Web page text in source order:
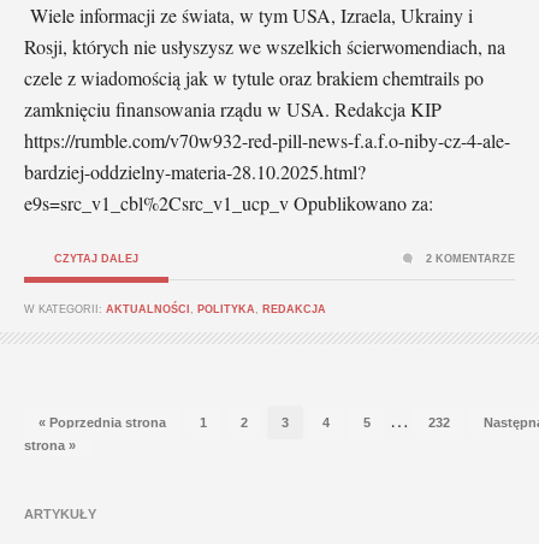
Wiele informacji ze świata, w tym USA, Izraela, Ukrainy i
Rosji, których nie usłyszysz we wszelkich ścierwomendiach, na
czele z wiadomością jak w tytule oraz brakiem chemtrails po
zamknięciu finansowania rządu w USA. Redakcja KIP
https://rumble.com/v70w932-red-pill-news-f.a.f.o-niby-cz-4-ale-
bardziej-oddzielny-materia-28.10.2025.html?
e9s=src_v1_cbl%2Csrc_v1_ucp_v Opublikowano za:
CZYTAJ DALEJ
W KATEGORII: AKTUALNOŚCI POLITYKA REDAKCJA
2 KOMENTARZE
« Poprzednia strona 1 2 3 4 5 … 232
strona »
ARTYKUŁY